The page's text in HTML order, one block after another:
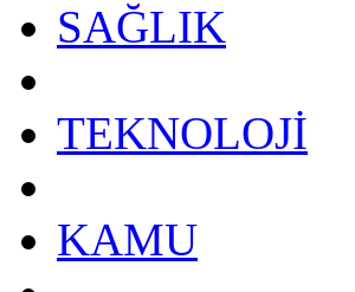
SAĞLIK
TEKNOLOJİ
KAMU